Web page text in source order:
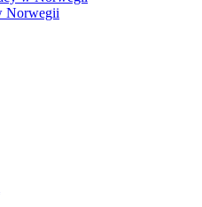
Norwegii